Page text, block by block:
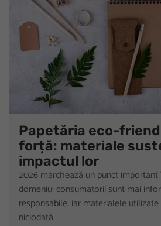
Papetăria eco-
forță: materiale
impactul lor
2026 marchează un punct
domeniu: consumatorii sunt mai
responsabile, iar materialele
niciodată.